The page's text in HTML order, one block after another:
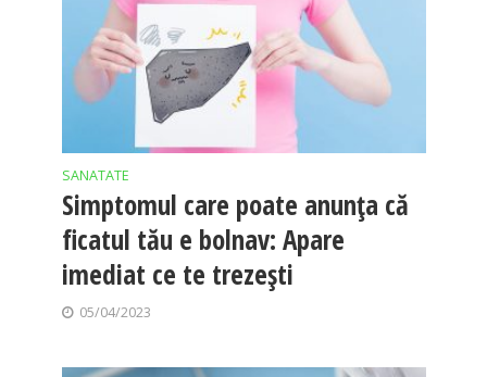
SANATATE
Simptomul care poate anunța că
ficatul tău e bolnav: Apare
imediat ce te trezești
05/04/2023